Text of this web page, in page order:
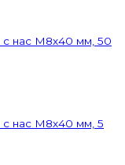
с нас М8х40 мм, 50
с нас М8х40 мм, 5